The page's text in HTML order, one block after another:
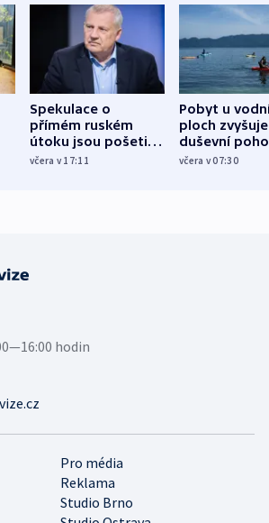
Spekulace o
přímém ruském
útoku jsou pošetilé,
míní estonský
včera v 17:11
Pobyt u
ploch zvyšuje
duševní
ukázala
včera v 07:30
Pro média
Reklama
Studio Brno
hodin